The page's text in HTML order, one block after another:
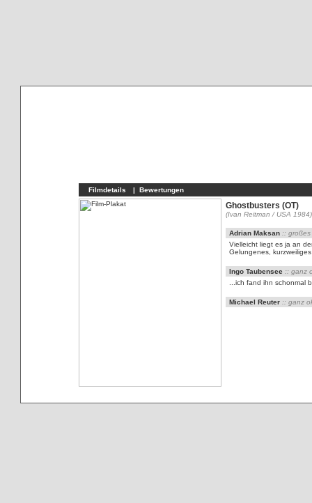
Filmdetails | Bewertungen
Ghostbusters (OT)
(Ivan Reitman / USA 1984)
Adrian Maksan ::
Vielleicht liegt es ja an
Gelungenes,
Ingo Taubensee :: ganz
...ich fand ihn schonmal
Michael Reuter :: ganz